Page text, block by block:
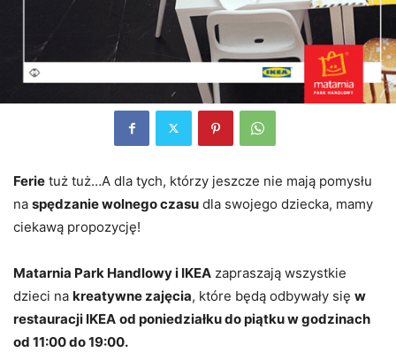
Ferie tuż tuż…A dla tych, którzy jeszcze nie mają pomysłu
na spędzanie wolnego czasu dla swojego dziecka, mamy
ciekawą propozycję!
Matarnia Park Handlowy i IKEA zapraszają wszystkie
dzieci na kreatywne zajęcia, które będą odbywały się w
restauracji IKEA od poniedziałku do piątku w godzinach
od 11:00 do 19:00.